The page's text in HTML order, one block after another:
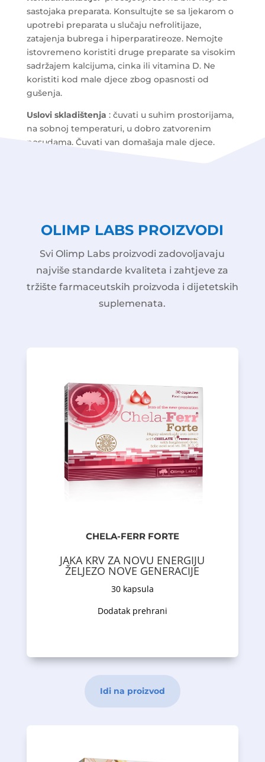
sastojaka preparata. Konsultujte se sa ljekarom o
upotrebi preparata u slučaju nefrolitijaze,
zatajenja bubrega i hiperparatireoze. Nemojte
istovremeno koristiti druge preparate sa visokim
sadržajem kalcijuma, cinka ili vitamina D. Ne
koristiti kod male djece zbog opasnosti od
gušenja.
Uslovi skladištenja : čuvati u suhim prostorijama,
na sobnoj temperaturi, u dobro zatvorenim
posudama. Čuvati van domašaja male djece.
OLIMP LABS PROIZVODI
Svi Olimp Labs proizvodi zadovoljavaju
najviše standarde kvaliteta i zahtjeve za
tržište farmaceutskih proizvoda i dijetetskih
suplemenata.
CHELA-FERR FORTE
JAKA KRV ZA NOVU ENERGIJU
ŽELJEZO NOVE GENERACIJE
30 kapsula
Dodatak prehrani
Opis proizvoda
je dodatak prehrani koji sadrži
Ferrochel u obliku aminokiselinskog
visoko probavljivog i dobro
podnošljivog oblika željeza u
- visoku bioraspoloživost
- siguran rad
- dobru podnošljivost, manje nuspojava,
što je potvrđeno dugogodišnjim naučnim
istraživanjima
- aminokiselinski helat sa strukturom
naučno potvrđenom i patentiranom FT-IR
Idi na proizvod